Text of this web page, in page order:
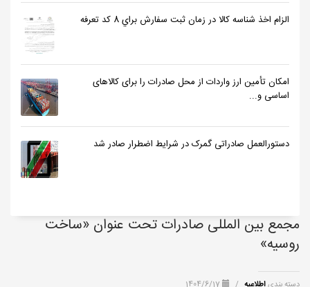
الزام اخذ شناسه كالا در زمان ثبت سفارش براي 8 كد تعرفه
امکان تأمین ارز واردات از محل صادرات را برای کالاهای
اساسی و...
دستورالعمل صادراتی گمرک در شرایط اضطرار صادر شد
مجمع بین المللی صادرات تحت عنوان «ساخت
روسیه»